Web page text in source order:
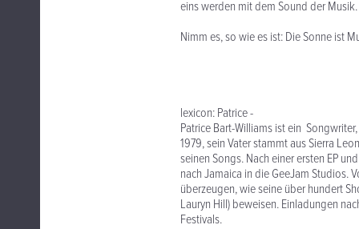
eins werden mit dem Sound der Musik.
Nimm es, so wie es ist: Die Sonne ist
lexicon: Patrice -
Patrice Bart-Williams ist ein
1979, sein Vater stammt aus Sierra
seinen Songs. Nach einer ersten EP
nach Jamaica in die GeeJam Studios.
überzeugen, wie seine über hundert
Lauryn Hill) beweisen. Einladungen
Festivals.